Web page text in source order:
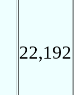
22,192